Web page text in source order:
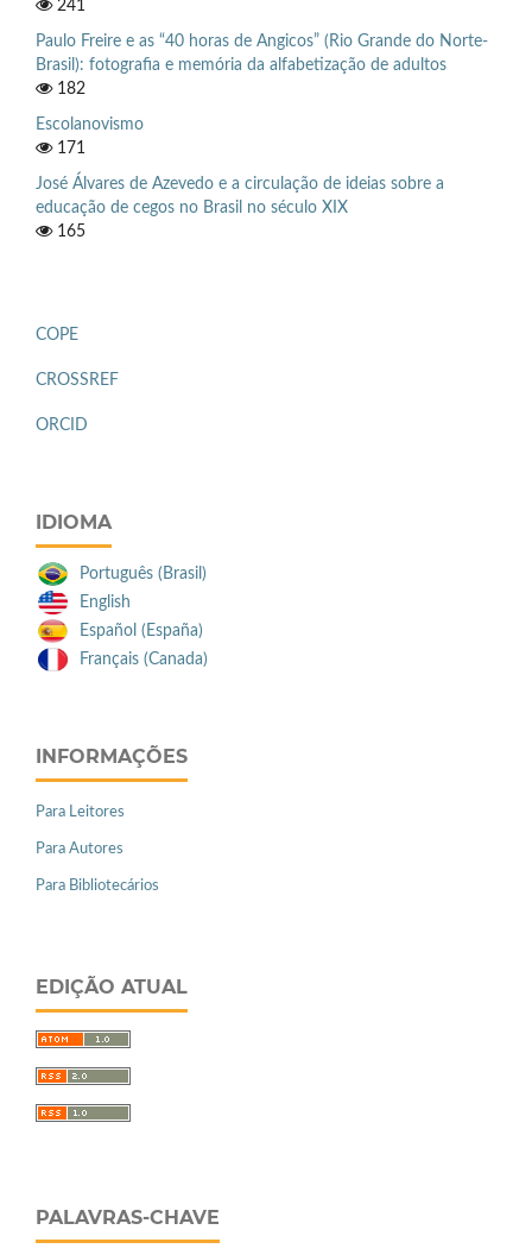
241
Paulo Freire e as “40 horas de Angicos” (Rio Grande do Norte-
Brasil): fotografia e memória da alfabetização de adultos
182
Escolanovismo
171
José Álvares de Azevedo e a circulação de ideias sobre a
educação de cegos no Brasil no século XIX
165
COPE
CROSSREF
ORCID
IDIOMA
Português (Brasil)
English
Español (España)
Français (Canada)
INFORMAÇÕES
Para Leitores
Para Autores
Para Bibliotecários
EDIÇÃO ATUAL
PALAVRAS-CHAVE